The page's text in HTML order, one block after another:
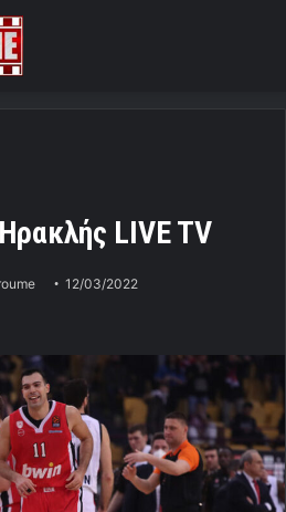
LIVE TV
12/03/2022